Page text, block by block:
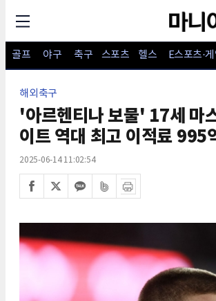
골프 야구 축구 스포츠 헬스 E스포츠·
해외축구
'아르헨티나 보물' 17세 마
이트 역대 최고 이적료 995
2025-06-14 11:02:54